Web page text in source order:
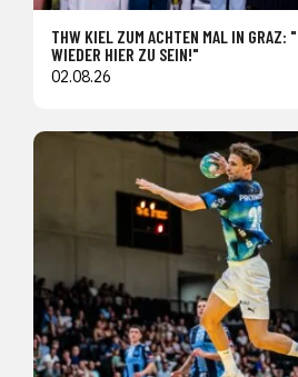
THW KIEL ZUM ACHTEN MAL IN GRAZ:
WIEDER HIER ZU SEIN!"
02.08.26